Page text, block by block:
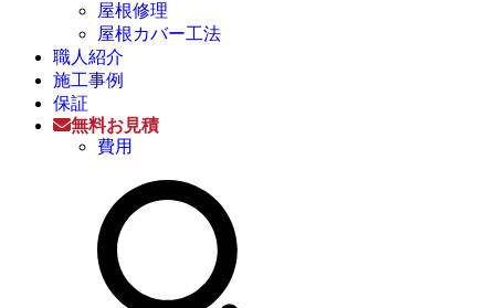
屋根修理
屋根カバー工法
職人紹介
施工事例
保証
無料お見積
費用